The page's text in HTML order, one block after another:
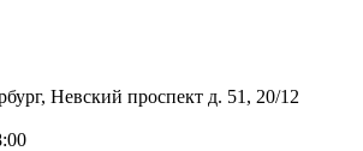
Невский проспект д. 51, 20/12